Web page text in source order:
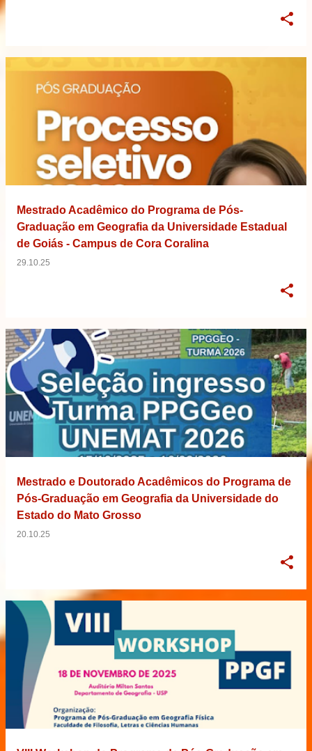
Mestrado Acadêmico do Programa de Pós-
Graduação em Geografia da Universidade Estadual
de Goiás - Campus de Cora Coralina
29.10.25
Mestrado e Doutorado Acadêmicos do Programa de
Pós-Graduação em Geografia da Universidade do
Estado do Mato Grosso
20.10.25